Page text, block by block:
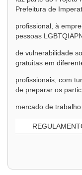
Prefeitura de
profissional, à
pessoas
de vulnerabilidade
gratuitas em
profissionais, com
de preparar os
mercado de